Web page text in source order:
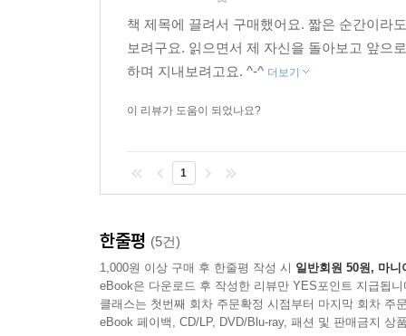
책 제목에 끌려서 구매했어요. 짧은 순간이라
보려구요. 읽으면서 제 자신을 돌아보고 앞으
하며 지내보려고요. ^-^ 더보기
이 리뷰가 도움이 되었나요?
1
한줄평 (5건)
1,000원 이상 구매 후 한줄평 작성 시 일반회원 50원, 마니
eBook은 다운로드 후 작성한 리뷰만 YES포인트 지급됩니
클래스는 첫번째 회차 주문확정 시점부터 마지막 회차 주
eBook 페이백, CD/LP, DVD/Blu-ray, 패션 및 판매금지 상